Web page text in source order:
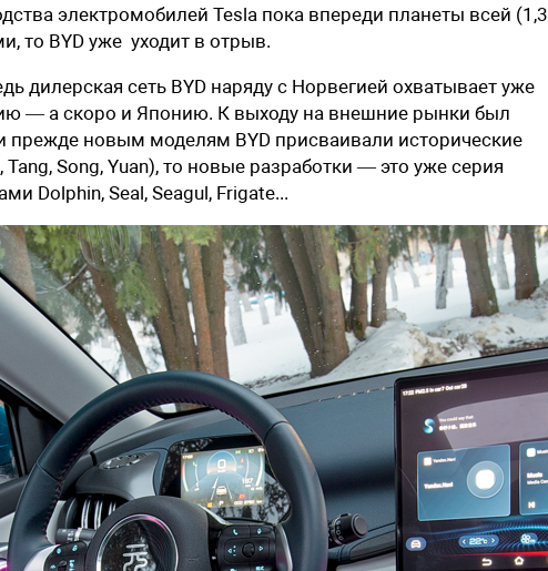
электромобилей Tesla пока впереди планеты всей (1,3
то BYD уже уходит в отрыв.
дилерская сеть BYD наряду с Норвегией охватывает уже
— а скоро и Японию. К выходу на внешние рынки был
прежде новым моделям BYD присваивали исторические
Song, Yuan), то новые разработки — это уже серия
Dolphin, Seal, Seagul, Frigate...